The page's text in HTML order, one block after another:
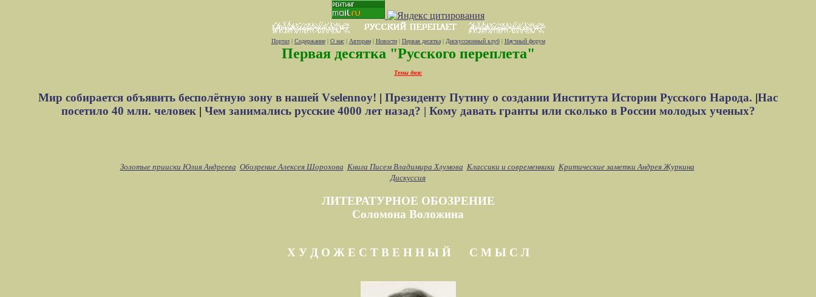
Портал| Содержание| О нас| Авторам| Новости| Первая десятка| Дискуссионный клуб| Научный форум
Первая десятка "Русского переплета"
Темы дня:
Мир собирается объявить бесполётную зону в нашей Vselennoy! | Президенту Путину о создании Института Истории Русского Народа. |Нас
посетило 40 млн. человек| Чем занимались русские 4000 лет назад? | Кому давать гранты или сколько в России молодых ученых?
Золотые прииски Юлия Андреева Обозрение Алексея Шорохова Книга Писем Владимира Хлумова Классики и современники Критические заметки Андрея Журкина
Дискуссия
ЛИТЕРАТУРНОЕ ОБОЗРЕНИЕ
Соломона Воложина
Х У Д О Ж Е С Т В Е Н Н Ы Й С М Ы С Л